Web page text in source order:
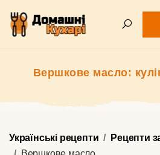
Вершкове масло:
Українські рецепти
Рецепти